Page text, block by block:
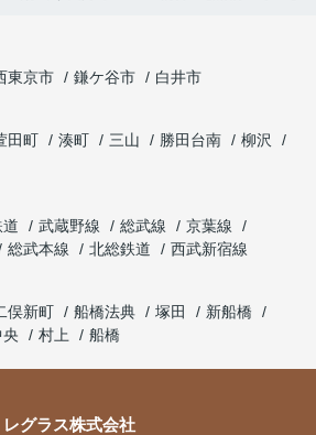
東京市 鎌ケ谷市
白井市
田町 湊町 三山 勝田台南
柳沢
武蔵野線 総武線
京葉線
総武本線 北総鉄道
西武新宿線
俣新町 船橋法典 塚田
新船橋
央 村上 船橋
レグラス株式会社